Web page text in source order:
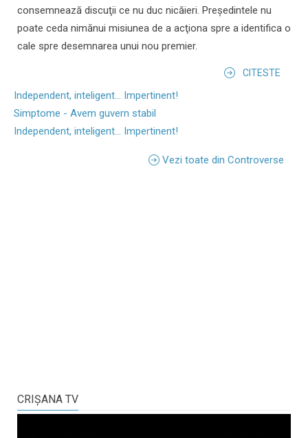
consemnează discuţii ce nu duc nicăieri. Preşedintele nu
poate ceda nimănui misiunea de a acţiona spre a identifica o
cale spre desemnarea unui nou premier.
CITESTE
Independent, inteligent... Impertinent!
Simptome - Avem guvern stabil
Independent, inteligent... Impertinent!
Vezi toate din Controverse
CRIŞANA TV